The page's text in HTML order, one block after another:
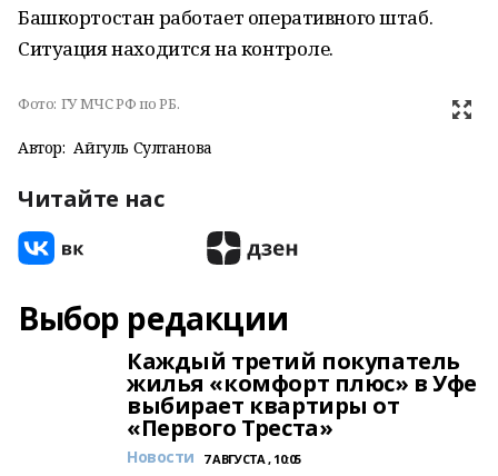
Башкортостан работает оперативного штаб.
Ситуация находится на контроле.
Фото: ГУ МЧС РФ по РБ.
Автор: Айгуль Султанова
Читайте нас
Выбор редакции
Каждый третий покупатель
жилья «комфорт плюс» в Уфе
выбирает квартиры от
«Первого Треста»
Новости 7 АВГУСТА , 10:05